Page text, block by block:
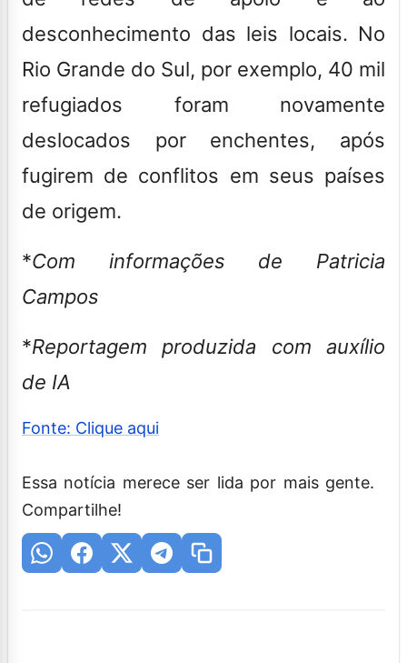
desconhecimento das leis locais. No
Rio Grande do Sul, por exemplo, 40 mil
refugiados foram novamente
deslocados por enchentes, após
fugirem de conflitos em seus países
de origem.
*Com informações de Patricia
Campos
*Reportagem produzida com auxílio
de IA
Fonte: Clique aqui
Essa notícia merece ser lida por mais gente.
Compartilhe!